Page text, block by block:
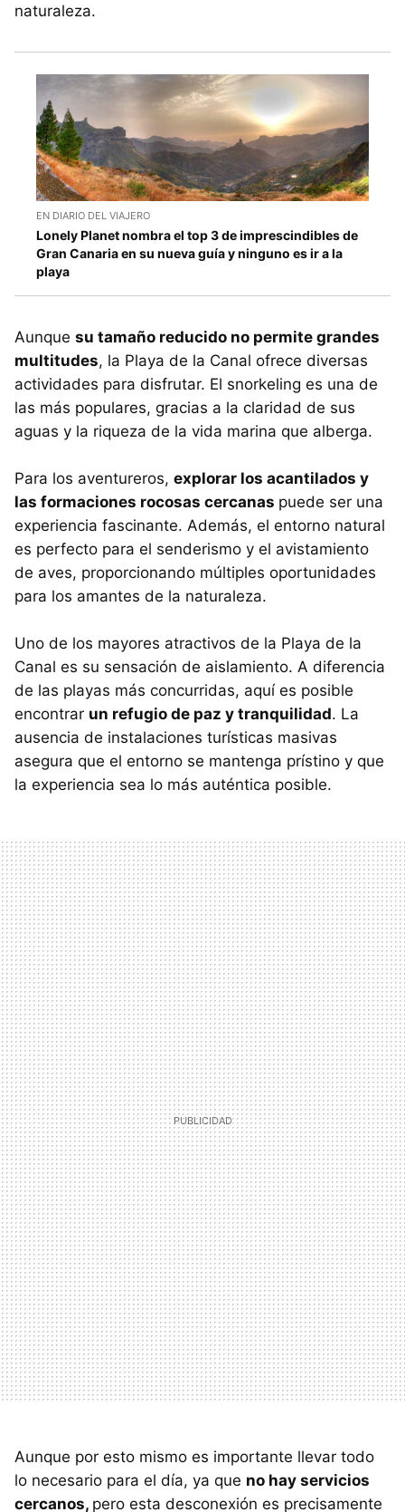
naturaleza.
EN DIARIO DEL VIAJERO
Lonely Planet nombra el top 3 de imprescindibles de
Gran Canaria en su nueva guía y ninguno es ir a la
playa
Aunque su tamaño reducido no permite grandes
multitudes, la Playa de la Canal ofrece diversas
actividades para disfrutar. El snorkeling es una de
las más populares, gracias a la claridad de sus
aguas y la riqueza de la vida marina que alberga.
Para los aventureros, explorar los acantilados y
las formaciones rocosas cercanas puede ser una
experiencia fascinante. Además, el entorno natural
es perfecto para el senderismo y el avistamiento
de aves, proporcionando múltiples oportunidades
para los amantes de la naturaleza.
Uno de los mayores atractivos de la Playa de la
Canal es su sensación de aislamiento. A diferencia
de las playas más concurridas, aquí es posible
encontrar un refugio de paz y tranquilidad. La
ausencia de instalaciones turísticas masivas
asegura que el entorno se mantenga prístino y que
la experiencia sea lo más auténtica posible.
Aunque por esto mismo es importante llevar todo
lo necesario para el día, ya que no hay servicios
cercanos, pero esta desconexión es precisamente